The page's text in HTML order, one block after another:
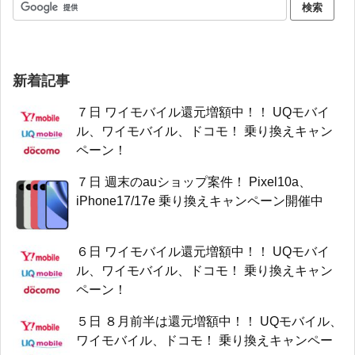
新着記事
７日 ワイモバイル還元増額中！！ UQモバイ
ル、ワイモバイル、ドコモ！ 乗り換えキャン
ペーン！
７日 週末のauショップ案件！ Pixel10a、
iPhone17/17e 乗り換えキャンペーン開催中
６日 ワイモバイル還元増額中！！ UQモバイ
ル、ワイモバイル、ドコモ！ 乗り換えキャン
ペーン！
５日 ８月前半は還元増額中！！ UQモバイル、
ワイモバイル、ドコモ！ 乗り換えキャンペー